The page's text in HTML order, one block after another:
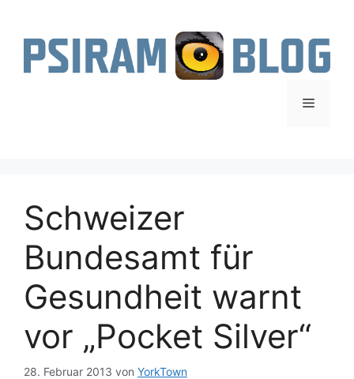
springen
Menü
Schweizer
Bundesamt für
Gesundheit warnt
vor „Pocket Silver“
28. Februar 2013 von YorkTown